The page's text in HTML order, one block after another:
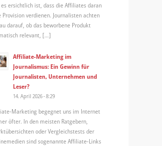
es ersichtlich ist, dass die Affiliates daran
Provision verdienen. Journalisten achten
darauf, ob das beworbene Produkt
relevant, […]
Affiliate-Marketing im
Journalismus: Ein Gewinn für
Journalisten, Unternehmen und
Leser?
14. April 2026 - 8:29
Marketing begegnet uns im Internet
öfter. In den meisten Ratgebern,
oder Vergleichstests der
sind sogenannte Affiliate-Links